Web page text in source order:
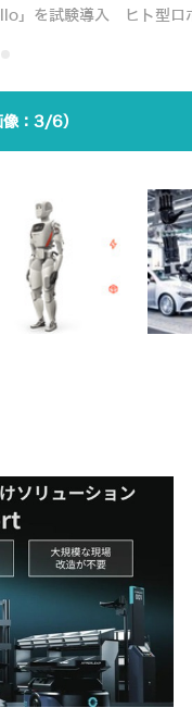
」を試験導入 ヒト型ロ
3/6